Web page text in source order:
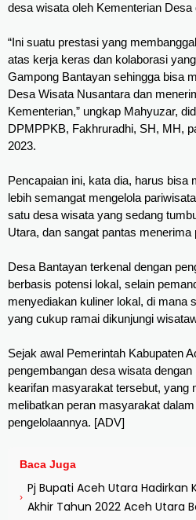
desa wisata oleh Kementerian Desa
“Ini suatu prestasi yang
atas kerja keras dan kolaborasi
Gampong Bantayan sehingga bisa
Desa Wisata Nusantara dan
Kementerian,” ungkap Mahyuzar,
DPMPPKB, Fakhruradhi, SH, MH,
2023.
Pencapaian ini, kata dia, harus bisa
lebih semangat mengelola
satu desa wisata yang sedang
Utara, dan sangat pantas menerima
Desa Bantayan terkenal dengan
berbasis potensi lokal, selain
menyediakan kuliner lokal, di mana
yang cukup ramai dikunjungi
Sejak awal Pemerintah Kabupaten
pengembangan desa wisata
kearifan masyarakat tersebut, yang
melibatkan peran masyarakat
pengelolaannya. [ADV]
Baca Juga
›
Pj Bupati Aceh Utara Hadirkan
Akhir Tahun 2022 Aceh Utara